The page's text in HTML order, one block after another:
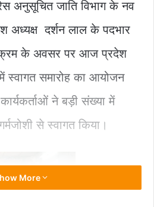
y
Li
n
k
e
अनुसूचित जाति विभाग के नव
अध्यक्ष दर्शन लाल के पदभार
के अवसर पर आज प्रदेश
स्वागत समारोह का आयोजन
ने बड़ी संख्या में
से स्वागत किया।
More